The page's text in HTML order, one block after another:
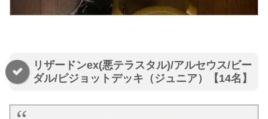
リザードンex(悪テラスタル)/アルセウス/ビー
ダル/ピジョットデッキ（ジュニア）【14名】